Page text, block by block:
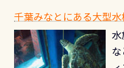
ダ
る
終
や
千葉みなとにある大型水
水